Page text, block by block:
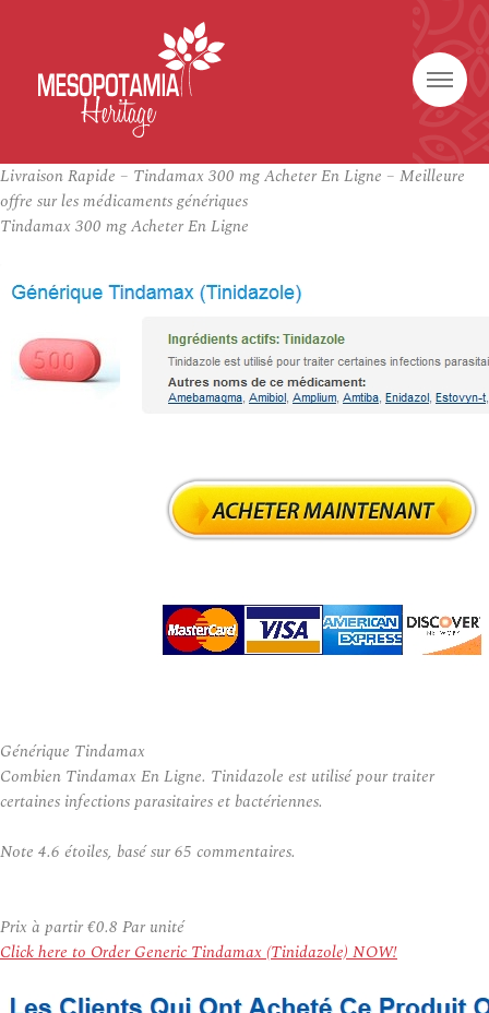
Livraison Rapide – Tindamax 300 mg Acheter En Ligne – Meilleure
offre sur les médicaments génériques
Tindamax 300 mg Acheter En Ligne
Générique Tindamax
Combien Tindamax En Ligne. Tinidazole est utilisé pour traiter
certaines infections parasitaires et bactériennes.
Note 4.6 étoiles, basé sur65 commentaires.
Prix à partir€0.8 Par unité
Click here to Order Generic Tindamax (Tinidazole) NOW!